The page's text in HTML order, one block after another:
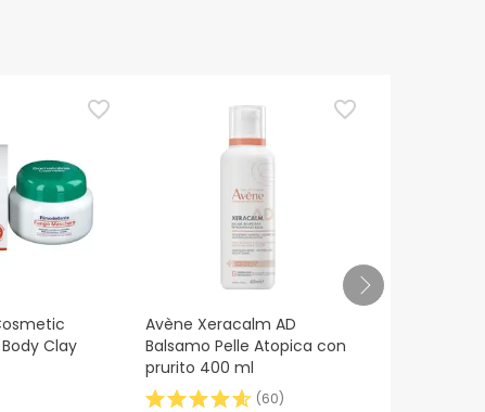
utilizzarlo. Se avete domande sulla sicurezza,
Clay
Avène Xeracalm AD
Balsamo Pelle Atopica con
prurito 400 ml
(60)